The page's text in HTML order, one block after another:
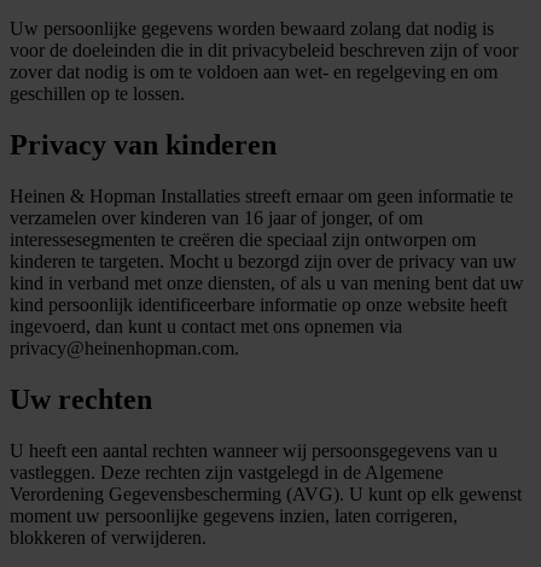
Uw persoonlijke gegevens worden bewaard zolang dat nodig is
voor de doeleinden die in dit privacybeleid beschreven zijn of voor
zover dat nodig is om te voldoen aan wet- en regelgeving en om
geschillen op te lossen.
Privacy van kinderen
Heinen & Hopman Installaties streeft ernaar om geen informatie te
verzamelen over kinderen van 16 jaar of jonger, of om
interessesegmenten te creëren die speciaal zijn ontworpen om
kinderen te targeten. Mocht u bezorgd zijn over de privacy van uw
kind in verband met onze diensten, of als u van mening bent dat uw
kind persoonlijk identificeerbare informatie op onze website heeft
ingevoerd, dan kunt u contact met ons opnemen via
privacy@heinenhopman.com.
Uw rechten
U heeft een aantal rechten wanneer wij persoonsgegevens van u
vastleggen. Deze rechten zijn vastgelegd in de Algemene
Verordening Gegevensbescherming (AVG). U kunt op elk gewenst
moment uw persoonlijke gegevens inzien, laten corrigeren,
blokkeren of verwijderen.